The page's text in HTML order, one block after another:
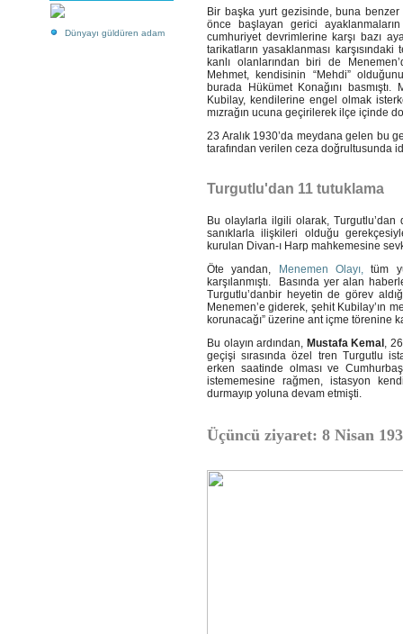
Dünyayı güldüren adam
Bir başka yurt gezisinde, buna
önce başlayan gerici
cumhuriyet devrimlerine karşı bazı
tarikatların yasaklanması
kanlı olanlarından biri de
Mehmet, kendisinin “Mehdi”
burada Hükümet Konağını
Kubilay, kendilerine engel olmak
mızrağın ucuna geçirilerek ilçe içinde
23 Aralık 1930’da meydana gelen bu
tarafından verilen ceza doğrultusunda
Turgutlu'dan 11 tutuklama
Bu olaylarla ilgili olarak,
sanıklarla ilişkileri olduğu
kurulan Divan-ı Harp mahkemesine
Öte yandan,
Menemen Olayı, tüm
karşılanmıştı. Basında yer alan
Turgutlu’danbir heyetin de görev
Menemen’e giderek, şehit Kubilay’ın
korunacağı” üzerine ant içme törenine
Bu olayın ardından, Mustafa Kemal ,
geçişi sırasında özel tren Turgutlu
erken saatinde olması ve
istememesine rağmen, istasyon
durmayıp yoluna devam etmişti.
Üçüncü ziyaret: 8 Nisan